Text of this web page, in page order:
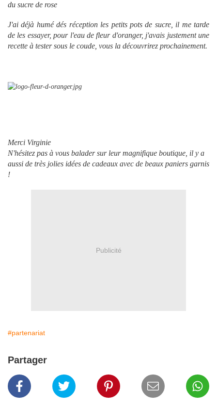
du sucre de rose
J'ai déjà humé dés réception les petits pots de sucre, il me tarde
de les essayer, pour l'eau de fleur d'oranger, j'avais justement une
recette à tester sous le coude, vous la découvrirez prochainement.
Merci Virginie
N'hésitez pas à vous balader sur leur magnifique boutique, il y a
aussi de très jolies idées de cadeaux avec de beaux paniers garnis
!
Publicité
#partenariat
Partager